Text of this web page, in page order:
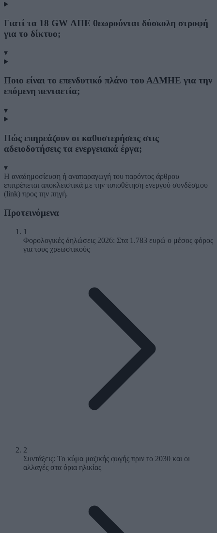
Γιατί τα 18 GW ΑΠΕ θεωρούνται δύσκολη στροφή
για το δίκτυο;
▾
Ποιο είναι το επενδυτικό πλάνο του ΑΔΜΗΕ για την
επόμενη πενταετία;
▾
Πώς επηρεάζουν οι καθυστερήσεις στις
αδειοδοτήσεις τα ενεργειακά έργα;
▾
Η αναδημοσίευση ή αναπαραγωγή του παρόντος άρθρου
επιτρέπεται αποκλειστικά με την τοποθέτηση ενεργού συνδέσμου
(link) προς την πηγή.
Προτεινόμενα
1
Φορολογικές δηλώσεις 2026: Στα 1.783 ευρώ ο μέσος φόρος
για τους χρεωστικούς
2
Συντάξεις: Το κύμα μαζικής φυγής πριν το 2030 και οι
αλλαγές στα όρια ηλικίας